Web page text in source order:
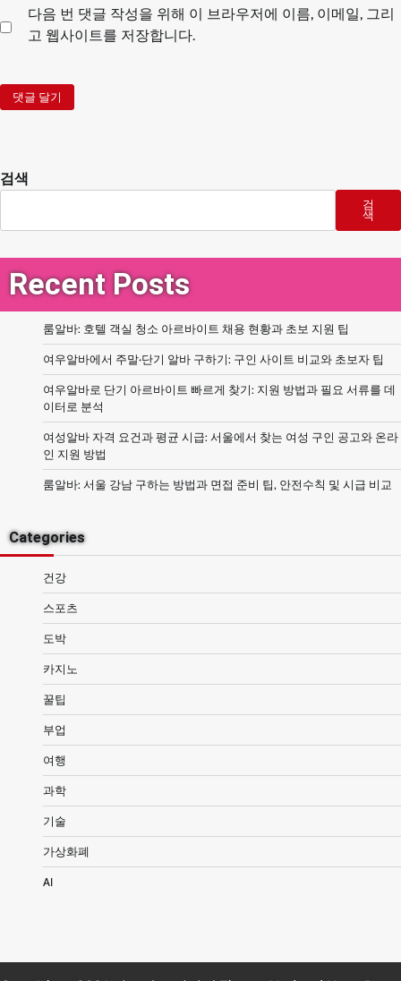
다음 번 댓글 작성을 위해 이 브라우저에 이름, 이메일, 그리
고 웹사이트를 저장합니다.
검색
검
색
Recent Posts
룸알바: 호텔 객실 청소 아르바이트 채용 현황과 초보 지원 팁
여우알바에서 주말·단기 알바 구하기: 구인 사이트 비교와 초보자 팁
여우알바로 단기 아르바이트 빠르게 찾기: 지원 방법과 필요 서류를 데
이터로 분석
여성알바 자격 요건과 평균 시급: 서울에서 찾는 여성 구인 공고와 온라
인 지원 방법
룸알바: 서울 강남 구하는 방법과 면접 준비 팁, 안전수칙 및 시급 비교
Categories
건강
스포츠
도박
카지노
꿀팁
부업
여행
과학
기술
가상화폐
AI